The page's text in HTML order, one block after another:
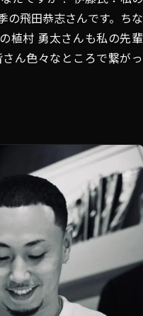
の飛田恭志さんです。ちな
植村 勇太さんも私の先輩
ん色々なところで繋がっ